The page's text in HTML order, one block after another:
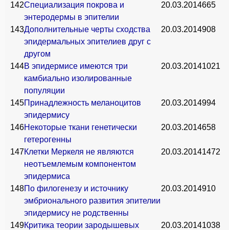
142Специализация покрова и
энтеродермы в эпителии
20.03.2014665
143Дополнительные черты сходства
эпидермальных эпителиев друг с
другом
20.03.2014908
144В эпидермисе имеются три
камбиально изолированные
популяции
20.03.20141021
145Принадлежность меланоцитов
эпидермису
20.03.2014994
146Некоторые ткани генетически
гетерогенны
20.03.2014658
147Клетки Меркеля не являются
неотъемлемым компонентом
эпидермиса
20.03.20141472
148По филогенезу и источнику
эмбрионального развития эпителии
эпидермису не родственны
20.03.2014910
149Критика теории зародышевых
20.03.20141038